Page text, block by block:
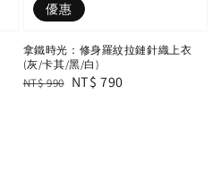
優惠
拿鐵時光：修身羅紋拉鏈針織上衣
(灰/卡其/黑/白)
Regular
NT$ 990 Sale
NT$ 790